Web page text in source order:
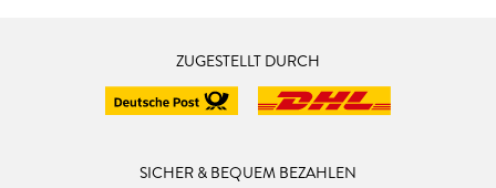
ZUGESTELLT DURCH
SICHER & BEQUEM BEZAHLEN